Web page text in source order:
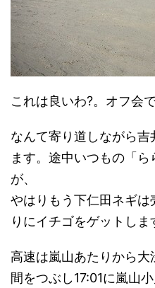
これは良いわ?。オフ会
なんて寄り道しながら吉
ます。途中いつもの「
が、
やはりもう下仁田ネギ
りにイチゴをゲットしま
高速は嵐山あたりから
間をつぶし17:01に嵐山